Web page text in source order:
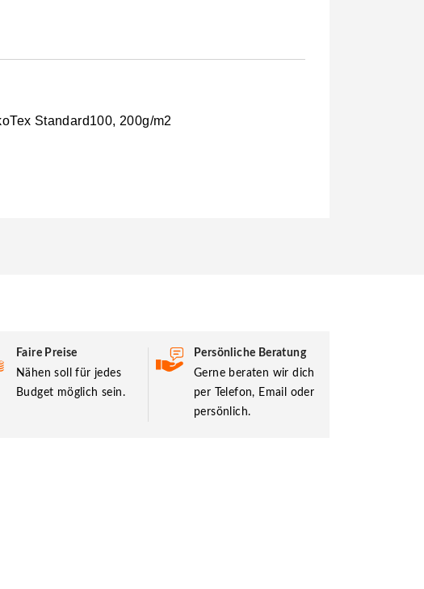
Standard100, 200g/m2
Faire Preise
Nähen soll für jedes
Budget möglich sein.
Persönliche Beratung
Gerne beraten wir dich
per Telefon, Email oder
persönlich.